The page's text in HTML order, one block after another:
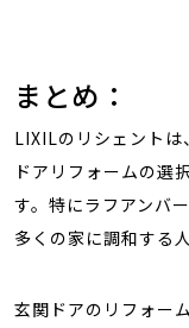
まとめ：
LIXILのリシェント
ドアリフォームの選
す。特にラフアンバ
多くの家に調和する
玄関ドアのリフォー